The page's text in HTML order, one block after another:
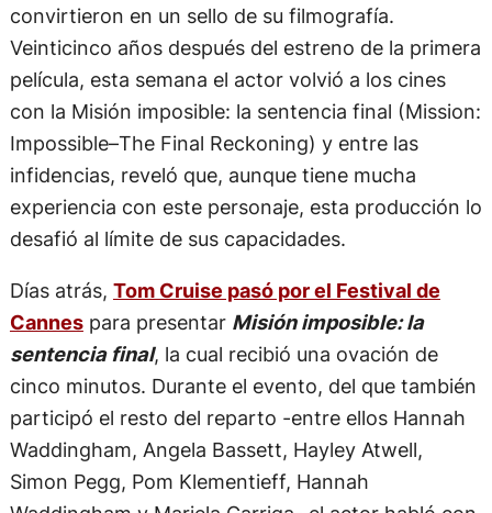
convirtieron en un sello de su filmografía.
Veinticinco años después del estreno de la primera
película, esta semana el actor volvió a los cines
con la Misión imposible: la sentencia final (Mission:
Impossible–The Final Reckoning) y entre las
infidencias, reveló que, aunque tiene mucha
experiencia con este personaje, esta producción lo
desafió al límite de sus capacidades.
Días atrás, Tom Cruise pasó por el Festival de
Cannespara presentar Misión imposible: la
sentencia final, la cual recibió una ovación de
cinco minutos. Durante el evento, del que también
participó el resto del reparto -entre ellos Hannah
Waddingham, Angela Bassett, Hayley Atwell,
Simon Pegg, Pom Klementieff, Hannah